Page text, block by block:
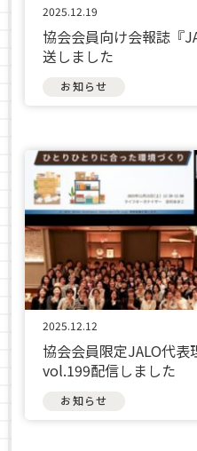
2025.12.19
協会会員向け会報誌『
送しました
お知らせ
2025.12.12
協会会員限定JALO代表
vol.199配信しました
お知らせ